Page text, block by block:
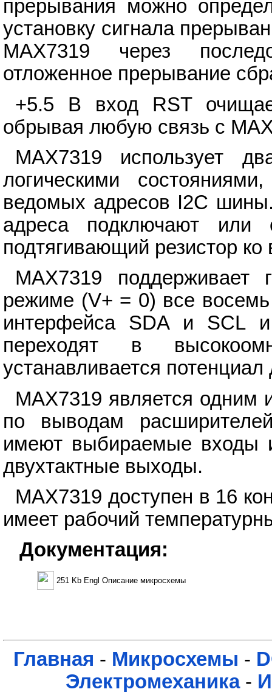
прерывания можно
установку сигнала
MAX7319 через
отложенное прерывание
+5.5 В вход RST
обрывая любую связь с
MAX7319 использует
логическими
ведомых адресов I2C
адреса подключают или
подтягивающий резистор
MAX7319
режиме (V+ = 0) все восемь
интерфейса SDA и SCL
переходят в
устанавливается
MAX7319 является одним
по выводам
имеют выбираемые входы
двухтактные выходы.
MAX7319 доступен в 16
имеет рабочий
Документация:
251 Kb Engl Описание микросхемы
Главная - Микросхемы -
Электромеханика-